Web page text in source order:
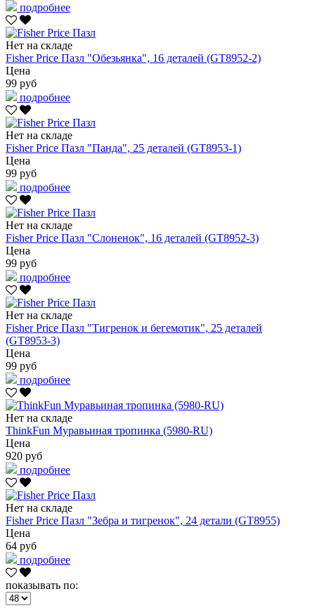
подробнее
Нет на складе
Fisher Price Пазл "Обезьянка", 16 деталей (GT8952-2)
Цена
99 руб
подробнее
Нет на складе
Fisher Price Пазл "Панда", 25 деталей (GT8953-1)
Цена
99 руб
подробнее
Нет на складе
Fisher Price Пазл "Слоненок", 16 деталей (GT8952-3)
Цена
99 руб
подробнее
Нет на складе
Fisher Price Пазл "Тигренок и бегемотик", 25 деталей
(GT8953-3)
Цена
99 руб
подробнее
Нет на складе
ThinkFun Муравьиная тропинка (5980-RU)
Цена
920 руб
подробнее
Нет на складе
Fisher Price Пазл "Зебра и тигренок", 24 детали (GT8955)
Цена
64 руб
подробнее
показывать по: